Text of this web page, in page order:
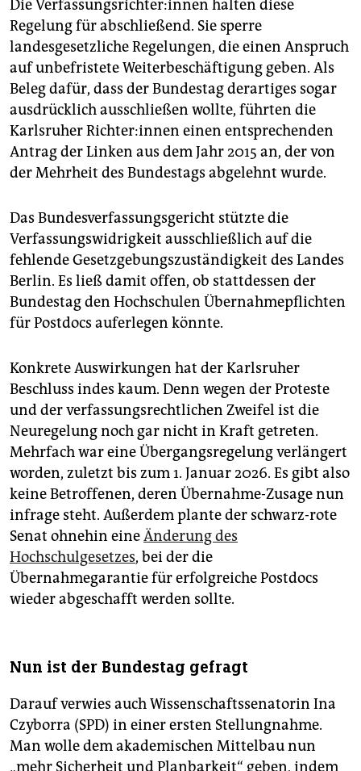
Die Ver­fas­sungs­rich­te­r:in­nen halten diese
Regelung für abschließend. Sie sperre
landesgesetzliche Regelungen, die einen Anspruch
auf unbefristete Weiterbeschäftigung geben. Als
Beleg dafür, dass der Bundestag derartiges sogar
ausdrücklich ausschließen wollte, führten die
Karlsruher Rich­te­r:in­nen einen entsprechenden
Antrag der Linken aus dem Jahr 2015 an, der von
der Mehrheit des Bundestags abgelehnt wurde.
Das Bundesverfassungsgericht stützte die
Verfassungswidrigkeit ausschließlich auf die
fehlende Gesetzgebungszuständigkeit des Landes
Berlin. Es ließ damit offen, ob stattdessen der
Bundestag den Hochschulen Übernahmepflichten
für Postdocs auferlegen könnte.
Konkrete Auswirkungen hat der Karlsruher
Beschluss indes kaum. Denn wegen der Proteste
und der verfassungsrechtlichen Zweifel ist die
Neuregelung noch gar nicht in Kraft getreten.
Mehrfach war eine Übergangsregelung verlängert
worden, zuletzt bis zum 1. Januar 2026. Es gibt also
keine Betroffenen, deren Übernahme-Zusage nun
infrage steht. Außerdem plante der schwarz-rote
Senat ohnehin eineÄnderung des
Hochschulgesetzes, bei der die
Übernahmegarantie für erfolgreiche Postdocs
wieder abgeschafft werden sollte.
Nun ist der Bundestag gefragt
Darauf verwies auch Wissenschaftssenatorin Ina
Czyborra (SPD) in einer ersten Stellungnahme.
Man wolle dem akademischen Mittelbau nun
„mehr Sicherheit und Planbarkeit“ geben, indem